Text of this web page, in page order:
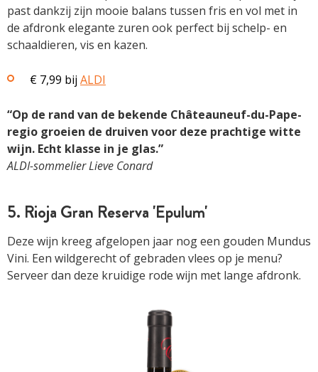
past dankzij zijn mooie balans tussen fris en vol met in
de afdronk elegante zuren ook perfect bij schelp- en
schaaldieren, vis en kazen.
€ 7,99 bij ALDI
“Op de rand van de bekende Châteauneuf-du-Pape-
regio groeien de druiven voor deze prachtige witte
wijn. Echt klasse in je glas.”
ALDI-sommelier Lieve Conard
5. Rioja Gran Reserva 'Epulum'
Deze wijn kreeg afgelopen jaar nog een gouden Mundus
Vini. Een wildgerecht of gebraden vlees op je menu?
Serveer dan deze kruidige rode wijn met lange afdronk.